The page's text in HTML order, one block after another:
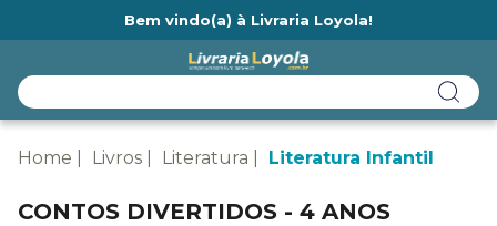
Bem vindo(a) à Livraria Loyola!
Home Livros Literatura Literatura Infantil
CONTOS DIVERTIDOS - 4 ANOS